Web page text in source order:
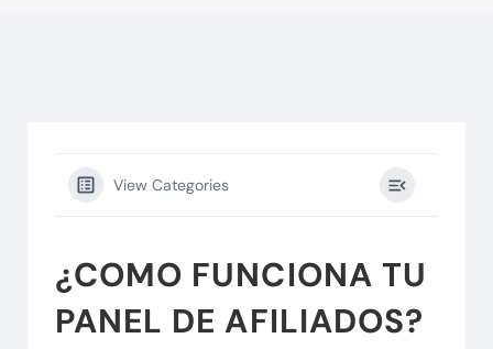
View Categories
¿COMO FUNCIONA TU
PANEL DE AFILIADOS?